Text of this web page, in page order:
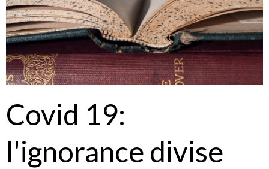
Covid 19:
l'ignorance divise